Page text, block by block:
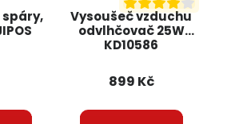
spáry,
Vysoušeč vzduchu
odvlhčovač 25W
KD10586
899 Kč